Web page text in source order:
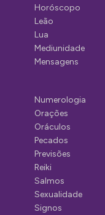
Horóscopo
Leão
Lua
Mediunidade
Mensagens
Numerologia
Orações
Oráculos
Pecados
Previsões
Reiki
Salmos
Sexualidade
Signos